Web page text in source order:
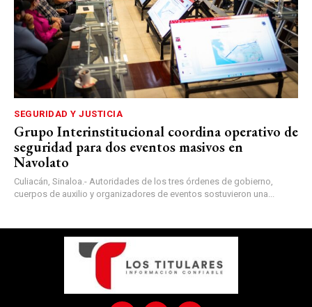
SEGURIDAD Y JUSTICIA
Grupo Interinstitucional coordina operativo de
seguridad para dos eventos masivos en
Navolato
Culiacán, Sinaloa.- Autoridades de los tres órdenes de gobierno,
cuerpos de auxilio y organizadores de eventos sostuvieron una...